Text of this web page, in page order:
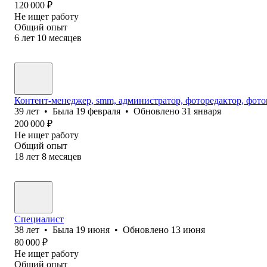
120 000 ₽
Не ищет работу
Общий опыт
6 лет 10 месяцев
Контент-менеджер, smm, администратор, фоторедактор,
39 лет • Была 19 февраля • Обновлено 31 января
200 000 ₽
Не ищет работу
Общий опыт
18 лет 8 месяцев
Специалист
38 лет • Была 19 июня • Обновлено 13 июня
80 000 ₽
Не ищет работу
Общий опыт